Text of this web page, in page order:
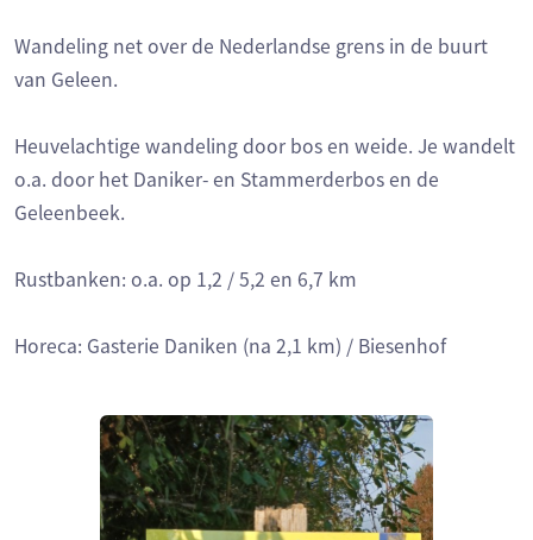
Wandeling net over de Nederlandse grens in de buurt
van Geleen.
Heuvelachtige wandeling door bos en weide. Je wandelt
o.a. door het Daniker- en Stammerderbos en de
Geleenbeek.
Rustbanken: o.a. op 1,2 / 5,2 en 6,7 km
Horeca: Gasterie Daniken (na 2,1 km) / Biesenhof